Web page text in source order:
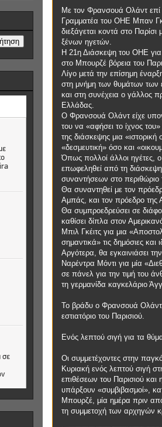
Με τον Φρανσουά Ολάντ επί
Γραμματέα του ΟΗΕ Μπαν
διεξάγεται κοντά στο
ξένων ηγετών.
Η 21η Διάσκεψη του ΟΗΕ για
στο Μπουρζέ βόρεια του
Λίγο μετά την επίσημη
στη μνήμη των θυμάτων των
και στη συνέχεια ο γάλλος
Ελλάδας.
Ο Φρανσουά Ολάντ είχε
του να «αφήσει το ίχνος
της διάσκεψης μια
«δεσμευτική» όσο και
Όπως πολλοί άλλοι ηγέτες,
επωφεληθεί από τη
συναντήσεων στο περιθώριο
Θα συναντηθεί με τον
Αμπάς, και τον πρόεδρο της
Θα συμπροεδρεύσει σε
καθίσει δίπλα στον
Μπιλ Γκέιτς για μια
σημαντικά» τις δημόσιες και
Αργότερα, θα εγκαινιάσει
Ναρέντρα Μόντι για μία
σε πάνελ για την τιμή του
τη γερμανίδα καγκελάριο
Το βράδυ ο Φρανσουά
εστιατόριο του Παρισιού.
Eνός λεπτού σιγή για τα
Οι συμμετέχοντες στην
Κυριακή ενός λεπτού σιγή
επιθέσεων του Παρισιού
υπάρξουν «συμβιβασμοί»,
Μπουρζέ, μία ημέρα πριν
τη συμμετοχή των αρχηγών